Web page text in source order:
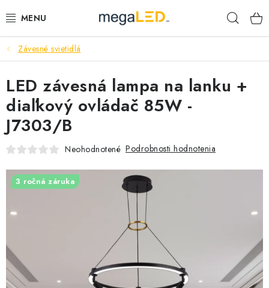
na
PRIEMYSEL
SVIETIDLÁ
ŽIAROVKY A TRUBICE
PRACOVNÉ SVIETIDLÁ
ELEKTROMATERIÁL
SOLÁRNE SYSTÉMY
Závesné svietidlá
LED závesná lampa na lanku +
diaľkový ovládač 85W -
J7303/B
Neohodnotené Podrobnosti hodnotenia
3 ročná záruka